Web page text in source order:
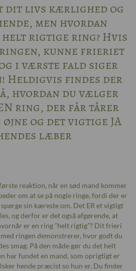
dit livs kærlighed og
men hvordan
rigtige ring? Hvis
kunne frieriet
i værste fald siger
Heldigvis findes der
hvordan du vælger
ring, der får tårer
og det vigtige JA
læber
reaktion, når en sød mand kommer
om at se på nogle ringe, fordi der er
sin kæreste om. Det ER et vigtigt
og derfor er det også afgørende, at
er en ring ”helt rigtig”? Dit frieri
ringen demonstrerer, hvor godt du
smag. På den måde gør du det helt
har fundet en mand, som oprigtigt er
hende præcist so hun er. Du finder